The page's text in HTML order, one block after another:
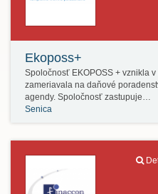
Ekoposs+
Spoločnosť EKOPOSS + vznikla
zameriavala na daňové
agendy. Spoločnosť zastupuje…
Senica